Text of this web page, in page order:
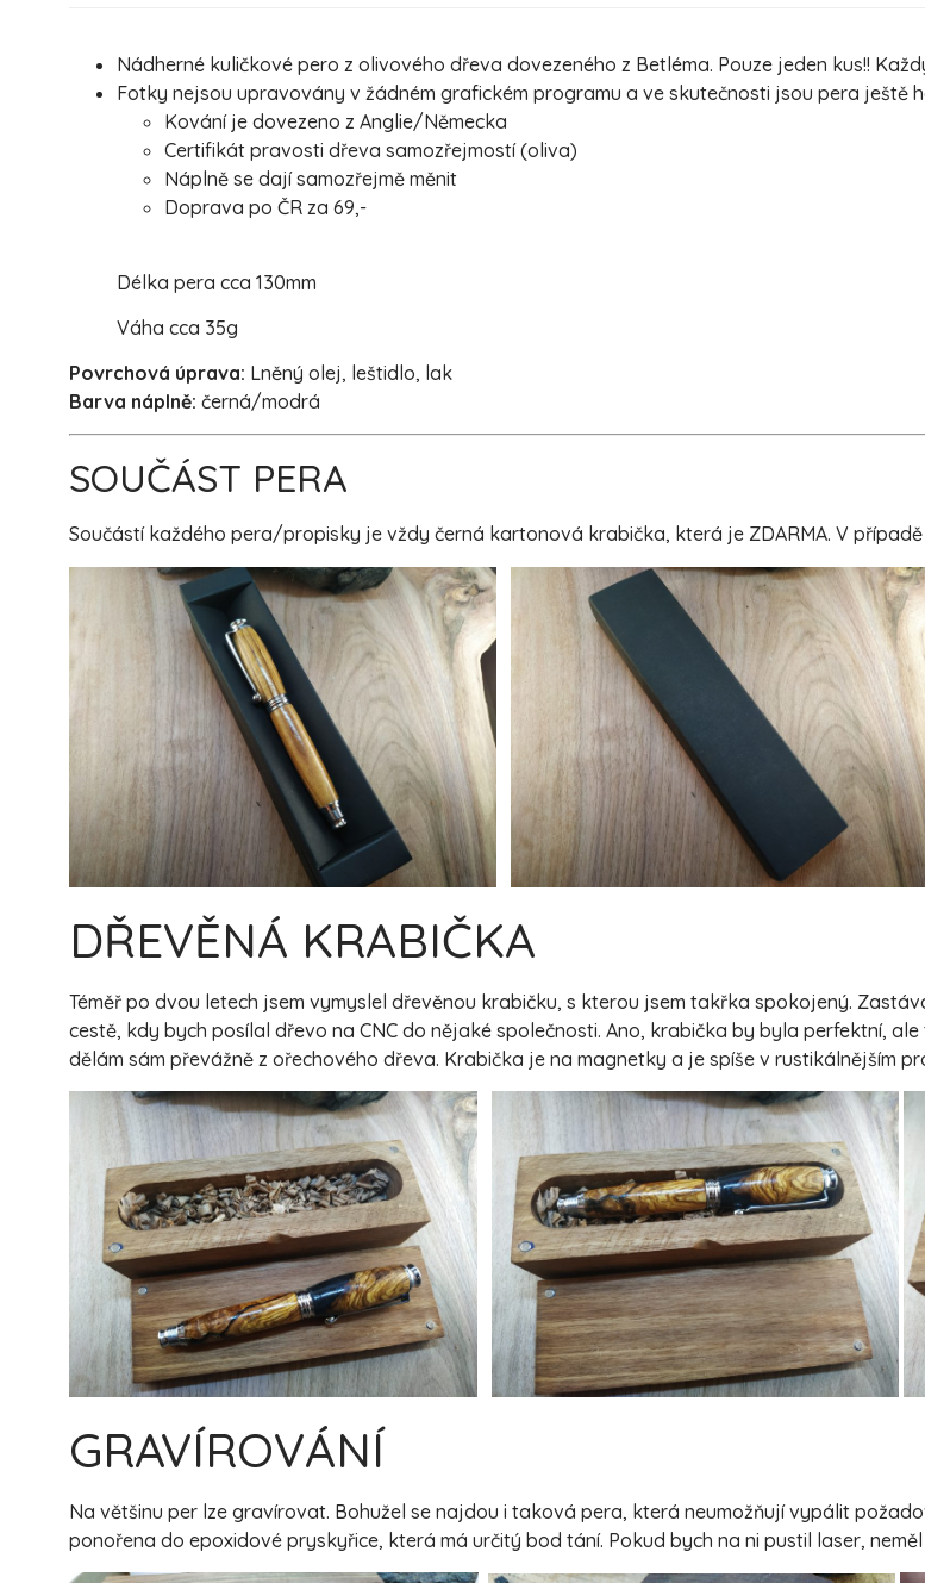
Nádherné kuličkové pero z olivového dřeva dovezeného z Betléma. Pouze jeden kus!!
Fotky nejsou upravovány v žádném grafickém programu a ve skutečnosti jsou pera ještě
Kování je dovezeno z Anglie/Německa
Certifikát pravosti dřeva samozřejmostí (oliva)
Náplně se dají samozřejmě měnit
Doprava po ČR za 69,-
Délka pera cca 130mm
Váha cca 35g
Povrchová úprava: Lněný olej, leštidlo, lak
Barva náplně: černá/modrá
SOUČÁST PERA
Součástí každého pera/propisky je vždy černá kartonová krabička, která je ZDARMA. V
DŘEVĚNÁ KRABIČKA
Téměř po dvou letech jsem vymyslel dřevěnou krabičku, s kterou jsem takřka spokojený.
cestě, kdy bych posílal dřevo na CNC do nějaké společnosti. Ano, krabička by byla perfektní,
dělám sám převážně z ořechového dřeva. Krabička je na magnetky a je spíše v rustikálnějším
GRAVÍROVÁNÍ
Na většinu per lze gravírovat. Bohužel se najdou i taková pera, která neumožňují vypálit
ponořena do epoxidové pryskyřice, která má určitý bod tání. Pokud bych na ni pustil laser,